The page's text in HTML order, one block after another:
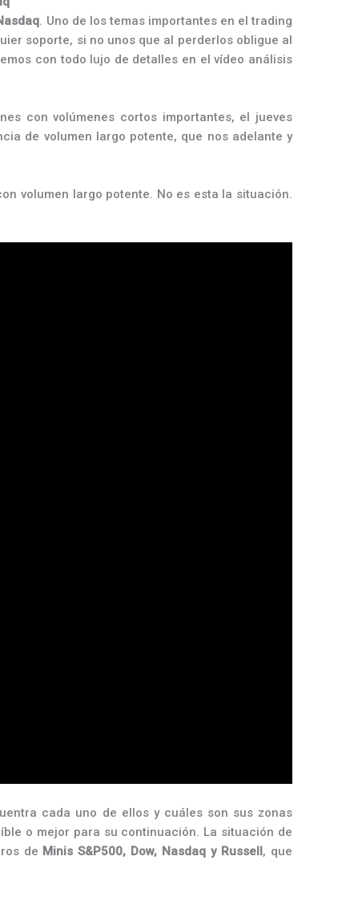
. Uno de los temas importantes en el trading
soporte, si no unos que al perderlos obligue al
con todo lujo de detalles en el vídeo análisis
con volúmenes cortos importantes, el jueves
de volumen largo potente, que nos adelante y
volumen largo potente. No es esta la situación.
cada uno de ellos y cuáles son sus zonas
o mejor para su continuación. La situación de
de Minis S&P500, Dow, Nasdaq y Russell, que